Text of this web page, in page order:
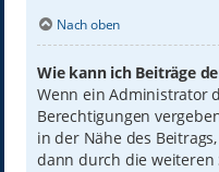
Nach oben
Wie kann ich Beiträge
Wenn ein Administrator
Berechtigungen
in der Nähe des
dann durch die weiteren